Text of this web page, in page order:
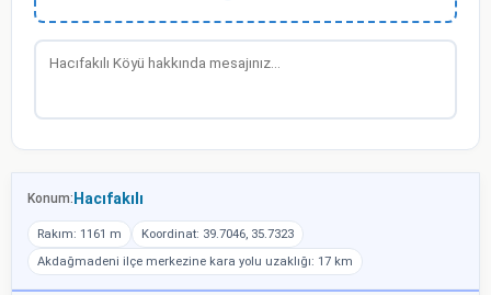
Konum: Hacıfakılı
Rakım: 1161 m
Koordinat: 39.7046, 35.7323
Akdağmadeni ilçe merkezine kara yolu uzaklığı: 17 km